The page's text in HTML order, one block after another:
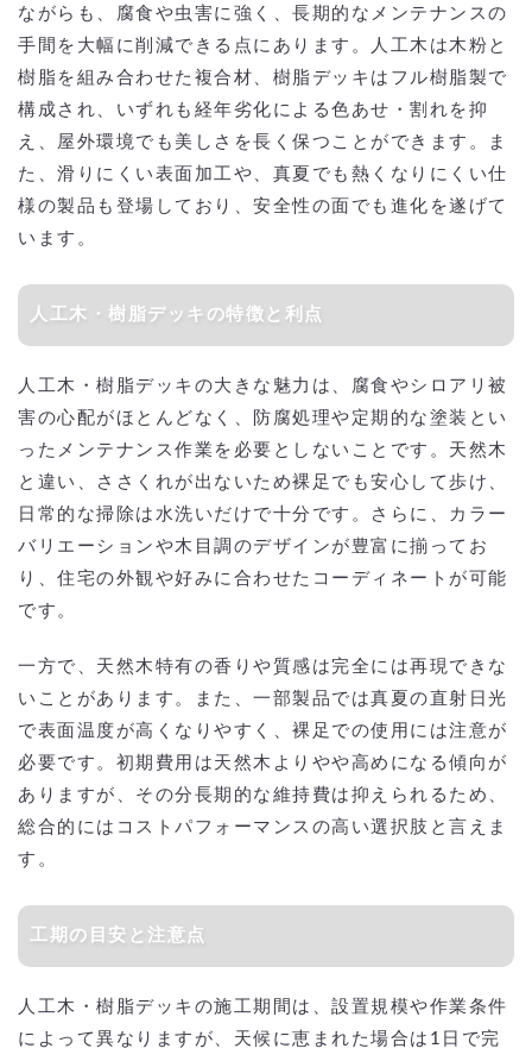
ながらも、腐食や虫害に強く、長期的なメンテナンスの
手間を大幅に削減できる点にあります。人工木は木粉と
樹脂を組み合わせた複合材、樹脂デッキはフル樹脂製で
構成され、いずれも経年劣化による色あせ・割れを抑
え、屋外環境でも美しさを長く保つことができます。ま
た、滑りにくい表面加工や、真夏でも熱くなりにくい仕
様の製品も登場しており、安全性の面でも進化を遂げて
います。
人工木・樹脂デッキの特徴と利点
人工木・樹脂デッキの大きな魅力は、腐食やシロアリ被
害の心配がほとんどなく、防腐処理や定期的な塗装とい
ったメンテナンス作業を必要としないことです。天然木
と違い、ささくれが出ないため裸足でも安心して歩け、
日常的な掃除は水洗いだけで十分です。さらに、カラー
バリエーションや木目調のデザインが豊富に揃ってお
り、住宅の外観や好みに合わせたコーディネートが可能
です。
一方で、天然木特有の香りや質感は完全には再現できな
いことがあります。また、一部製品では真夏の直射日光
で表面温度が高くなりやすく、裸足での使用には注意が
必要です。初期費用は天然木よりやや高めになる傾向が
ありますが、その分長期的な維持費は抑えられるため、
総合的にはコストパフォーマンスの高い選択肢と言えま
す。
工期の目安と注意点
人工木・樹脂デッキの施工期間は、設置規模や作業条件
によって異なりますが、天候に恵まれた場合は1日で完